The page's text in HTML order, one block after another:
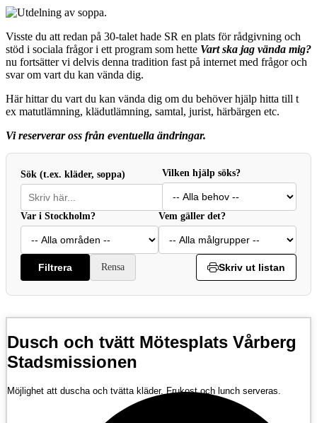
Visste du att redan på 30-talet hade SR en plats för rådgivning och
stöd i sociala frågor i ett program som hette Vart ska jag vända mig?
nu fortsätter vi delvis denna tradition fast på internet med frågor och
svar om vart du kan vända dig.
Här hittar du vart du kan vända dig om du behöver hjälp hitta till t
ex matutlämning, klädutlämning, samtal, jurist, härbärgen etc.
Vi reserverar oss från eventuella ändringar.
Sök (t.ex. kläder, soppa) Vilken hjälp söks?
Var i Stockholm? Vem gäller det?
Filtrera Rensa Skriv ut listan
Dusch och tvätt Mötesplats Vårberg
Stadsmissionen
Möjlighet att duscha och tvätta kläder. Frukost och lunch serveras.